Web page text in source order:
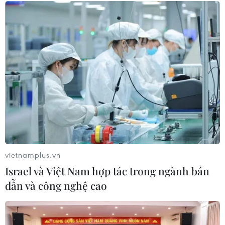
Các nguồn tin quân sự
tuyên bố của Tổng thống
Mỹ Donald Trump rằng
Tehran đã đề nghị
Washington dừng các
cuộc không kích, đồng thời
gọi phát biểu này là "một
lời nói dối mới".
thành Nga
Rạng sáng 2/8, Ukraine
phát động một trong
những đợt tấn công lớn
nhất năm khi phóng hơn
600 UAV vào nhiều khu
vực của Nga khiến điện
Kremlin phải kích hoạt báo
động phòng không diện
rộng và khẩn cấp.
vietnamplus.vn
Israel và Việt Nam hợp tác trong ngành bán
dẫn và công nghệ cao